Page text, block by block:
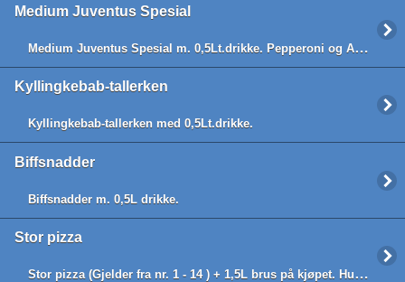
Medium Juventus Spesial
Medium Juventus Spesial m. 0,5Lt.drikke. Pepperoni og Ananas. Husk kun online bestilling!
Kyllingkebab-tallerken
Kyllingkebab-tallerken med 0,5Lt.drikke.
Biffsnadder
Biffsnadder m. 0,5L drikke.
Stor pizza
Stor pizza (Gjelder fra nr. 1 - 14 ) + 1,5L brus på kjøpet. Husk kun online bestilling!